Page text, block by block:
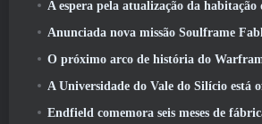
A espera pela atualização da habitação dos grandes
Anunciada nova missão Soulframe
O próximo arco de história do Warframe leva os jogadores a um
A Universidade do Vale do Silício está oferecendo bolsas de estudo para jogos e
Endfield comemora seis meses de fábricas e tirolesas